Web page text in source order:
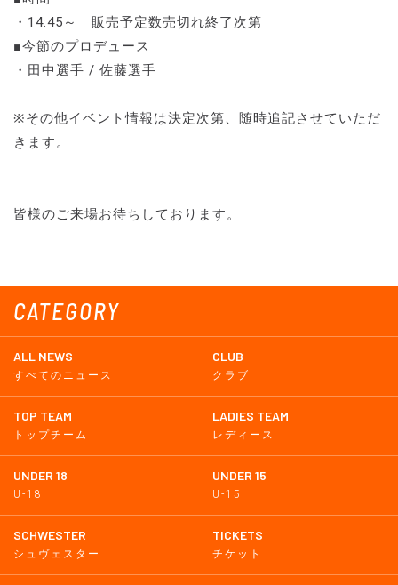
CATEGORY
ALL NEWS
すべてのニュース
CLUB
クラブ
TOP TEAM
トップチーム
LADIES TEAM
レディース
UNDER 18
U-18
UNDER 15
U-15
SCHWESTER
シュヴェスター
TICKETS
チケット
・14:45～ 販売予定数売切れ終了次第
■今節のプロデュース
・田中選手 / 佐藤選手
※その他イベント情報は決定次第、随時追記させていただ
きます。
皆様のご来場お待ちしております。